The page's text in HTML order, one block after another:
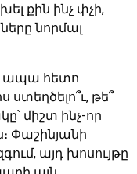
քին ինչ փչի,
նորմալ
ապա հետո
թե՞
միշտ ինչ-որ
Փաշինյանի
այդ խոսույթը